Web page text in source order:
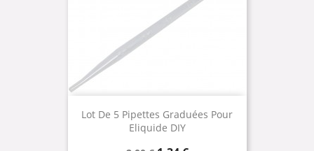
Lot De 5 Pipettes Graduées Pour
Eliquide DIY